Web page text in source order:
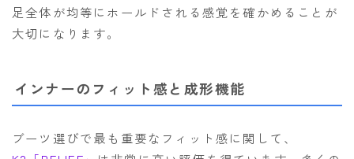
足全体が均等にホールドされる感覚を確かめることが
大切になります。
インナーのフィット感と成形機能
ブーツ選びで最も重要なフィット感に関して、